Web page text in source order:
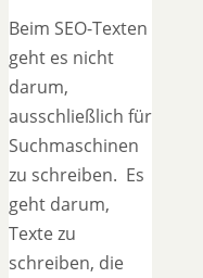
Beim SEO-Texten
geht es nicht
darum,
ausschließlich für
Suchmaschinen
zu schreiben. Es
geht darum,
Texte zu
schreiben, die